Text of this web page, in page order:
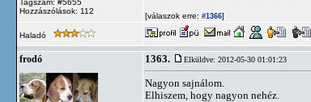
Tagszám: #5655
Hozzászólások: 112
[válaszok erre: #1366]
Haladó
frodó 1363. Elküldve: 2012-05-30 01:01:23
Nagyon sajnálom.
Elhiszem, hogy nagyon nehéz.